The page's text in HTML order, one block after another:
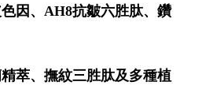
因、AH8抗皺六胜肽、鑽
萃、撫紋三胜肽及多種植